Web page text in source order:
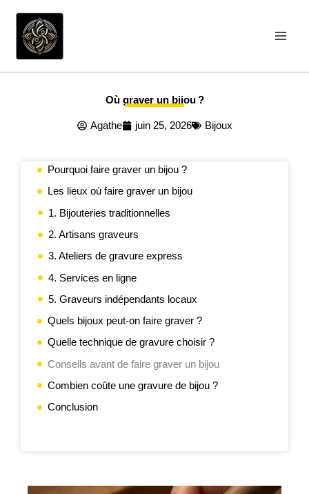
contenu
Où graver un bijou ?
Agathe juin 25, 2026 Bijoux
Pourquoi faire graver un bijou ?
Les lieux où faire graver un bijou
1. Bijouteries traditionnelles
2. Artisans graveurs
3. Ateliers de gravure express
4. Services en ligne
5. Graveurs indépendants locaux
Quels bijoux peut-on faire graver ?
Quelle technique de gravure choisir ?
Conseils avant de faire graver un bijou
Combien coûte une gravure de bijou ?
Conclusion